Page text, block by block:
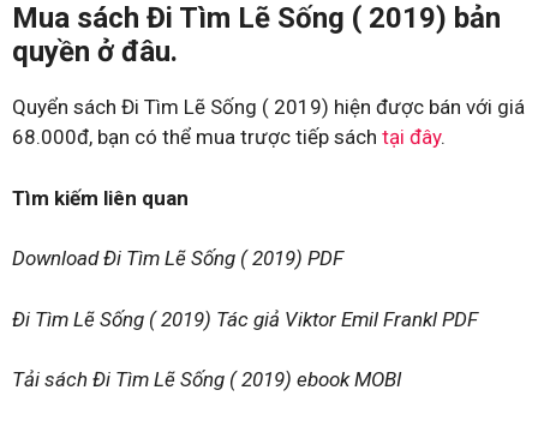
Mua sách Đi Tìm Lẽ Sống ( 2019) bản
quyền ở đâu.
Quyển sách Đi Tìm Lẽ Sống ( 2019) hiện được bán với giá
68.000đ, bạn có thể mua trược tiếp sách tại đây.
Tìm kiếm liên quan
Download Đi Tìm Lẽ Sống ( 2019) PDF
Đi Tìm Lẽ Sống ( 2019) Tác giả Viktor Emil Frankl PDF
Tải sách Đi Tìm Lẽ Sống ( 2019) ebook MOBI